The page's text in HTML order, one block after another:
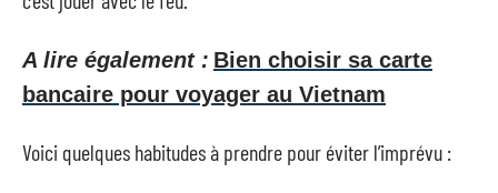
A lire également : Bien choisir sa carte
bancaire pour voyager au Vietnam
Voici quelques habitudes à prendre pour éviter l’imprévu :